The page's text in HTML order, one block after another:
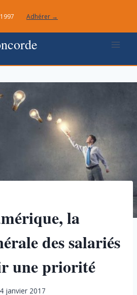
Adhérer →
la
des salariés
une priorité
janvier 2017